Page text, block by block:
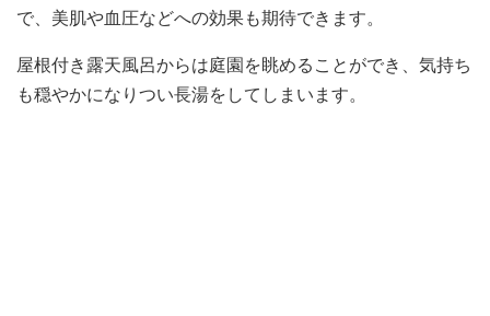
で、美肌や血圧などへの効果も期待できます。
屋根付き露天風呂からは庭園を眺めることができ、気持ち
も穏やかになりつい長湯をしてしまいます。